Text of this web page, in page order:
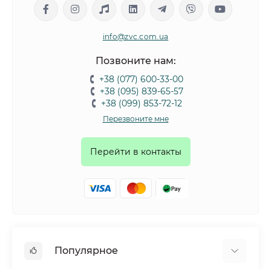
info@zvc.com.ua
Позвоните нам:
+38 (077) 600-33-00
+38 (095) 839-65-57
+38 (099) 853-72-12
Перезвоните мне
Перейти в контакты
Популярное